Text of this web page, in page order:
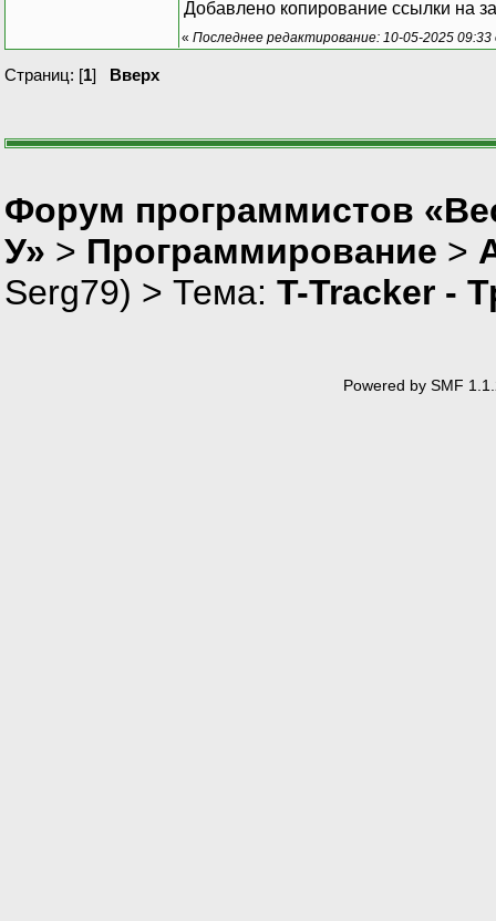
Добавлено копирование ссылки на
« Последнее редактирование: 10-05-2025 09:33
Страниц: [1] Вверх
Форум программистов
У» > Программирование >
Serg79) > Тема: T-Tracker -
Powered by SMF